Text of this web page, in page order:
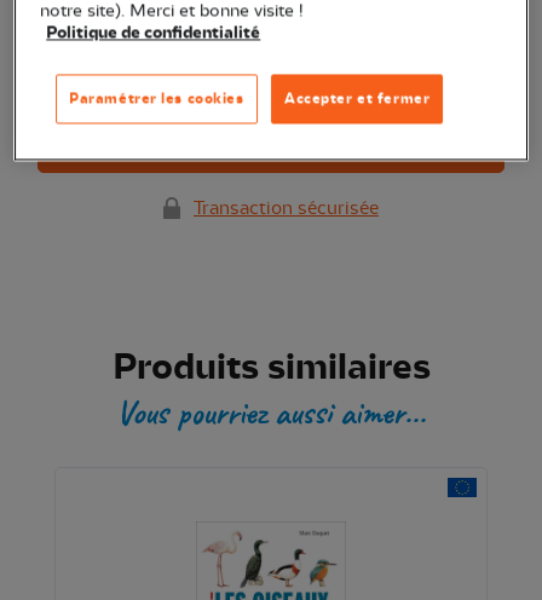
Quantité
En stock
Transaction sécurisée
Produits similaires
Vous pourriez aussi aimer...
notre site). Merci et bonne visite !
Politique de confidentialité
Accepter et fermer
Paramétrer les cookies